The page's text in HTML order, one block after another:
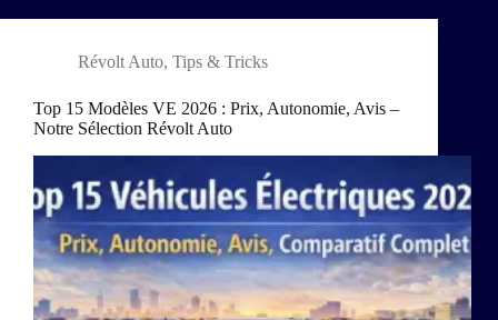
Révolt Auto, Tips & Tricks
Top 15 Modèles VE 2026 : Prix, Autonomie, Avis –
Notre Sélection Révolt Auto